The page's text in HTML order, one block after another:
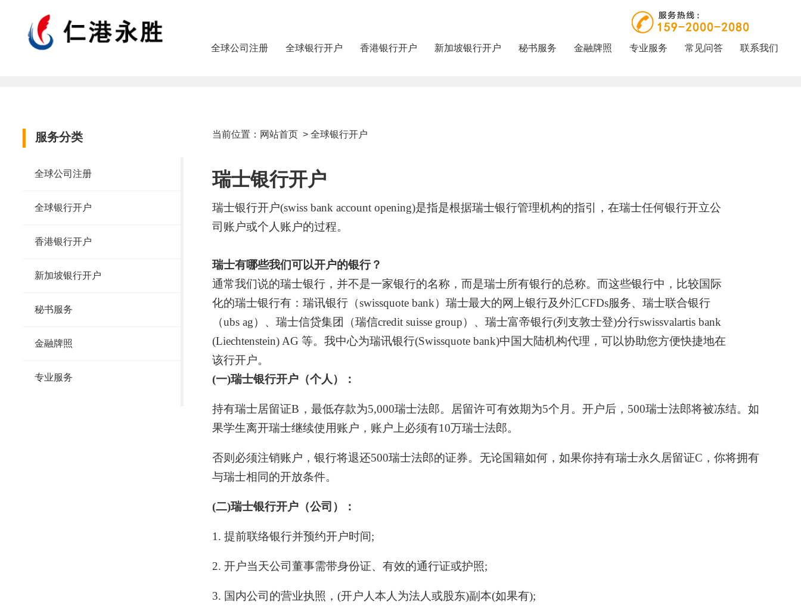
全球公司注册 全球银行开户 香港银行开户 新加坡银行开户 秘书服务 金融牌照 专业服务 常见问答 联系我们
服务分类
全球公司注册
全球银行开户
香港银行开户
新加坡银行开户
秘书服务
金融牌照
专业服务
当前位置： 网站首页 > 全球银行开户
瑞士银行开户
瑞士银行开户(swiss bank account opening)是指是根据瑞士银行管理机构的指引，在瑞士任何银行开立公
司账户或个人账户的过程。
瑞士有哪些我们可以开户的银行？
通常我们说的瑞士银行，并不是一家银行的名称，而是瑞士所有银行的总称。而这些银行中，比较国际
化的瑞士银行有：瑞讯银行（swissquote bank）瑞士最大的网上银行及外汇CFDs服务、瑞士联合银行
（ubs ag）、瑞士信贷集团（瑞信credit suisse group）、瑞士富帝银行(列支敦士登)分行swissvalartis bank
(Liechtenstein) AG 等。我中心为瑞讯银行(Swissquote bank)中国大陆机构代理，可以协助您方便快捷地在
该行开户。
(一)瑞士银行开户（个人 ） ：
持有瑞士居留证B，最低存款为5,000瑞士法郎。居留许可有效期为5个月。开户后，500瑞士法郎将被冻结。如
果学生离开瑞士继续使用账户，账户上必须有10万瑞士法郎。
否则必须注销账户，银行将退还500瑞士法郎的证券。无论国籍如何，如果你持有瑞士永久居留证C，你将拥有
与瑞士相同的开放条件。
(二)瑞士银行开户（公司 ）：
1. 提前联络银行并预约开户时间;
2. 开户当天公司董事需带身份证、有效的通行证或护照;
3. 国内公司的营业执照，(开户人本人为法人或股东)副本(如果有);